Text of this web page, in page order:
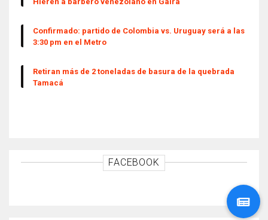
Confirmado: partido de Colombia vs. Uruguay será a las
3:30 pm en el Metro
Retiran más de 2 toneladas de basura de la quebrada
Tamacá
FACEBOOK